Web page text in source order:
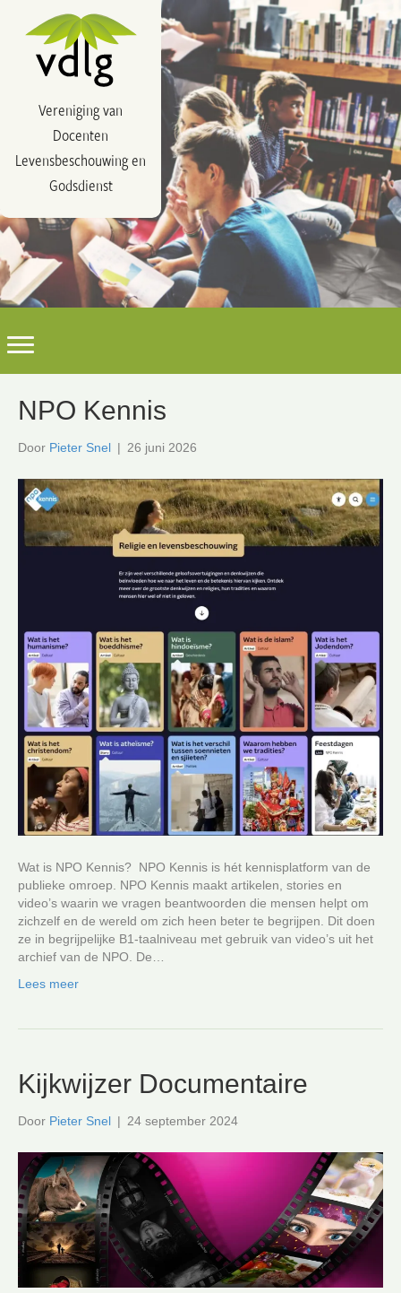
Vereniging van
Docenten
Levensbeschouwing en
Godsdienst
NPO Kennis
Door Pieter Snel | 26 juni 2026
Wat is NPO Kennis? NPO Kennis is hét kennisplatform van de
publieke omroep. NPO Kennis maakt artikelen, stories en
video’s waarin we vragen beantwoorden die mensen helpt om
zichzelf en de wereld om zich heen beter te begrijpen. Dit doen
ze in begrijpelijke B1-taalniveau met gebruik van video’s uit het
archief van de NPO. De…
Lees meer
Kijkwijzer Documentaire
Door Pieter Snel | 24 september 2024